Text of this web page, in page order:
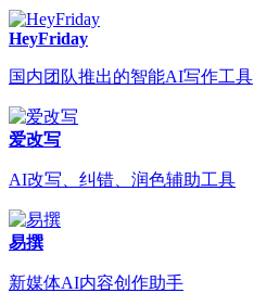
HeyFriday
国内团队推出的智能AI写作工具
爱改写
AI改写、纠错、润色辅助工具
易撰
新媒体AI内容创作助手